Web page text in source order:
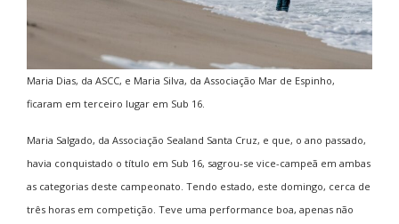
Maria Dias, da ASCC, e Maria Silva, da Associação Mar de Espinho,
ficaram em terceiro lugar em Sub 16.
Maria Salgado, da Associação Sealand Santa Cruz, e que, o ano passado,
havia conquistado o título em Sub 16, sagrou-se vice-campeã em ambas
as categorias deste campeonato. Tendo estado, este domingo, cerca de
três horas em competição. Teve uma performance boa, apenas não